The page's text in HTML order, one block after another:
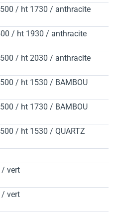
/ ht 1730 / anthracite
/ ht 1930 / anthracite
/ ht 2030 / anthracite
/ ht 1530 / BAMBOU
/ ht 1730 / BAMBOU
/ ht 1530 / QUARTZ
/ vert
/ vert